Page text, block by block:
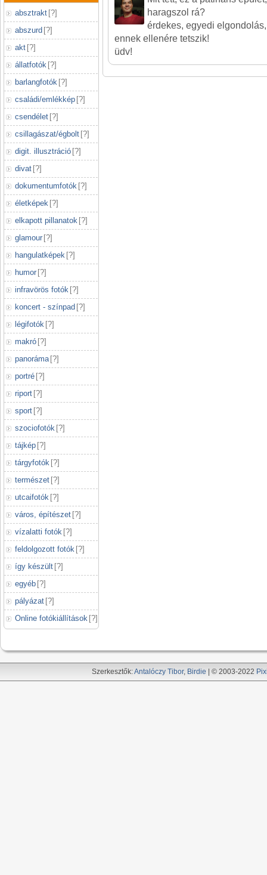
absztrakt [?]
abszurd [?]
akt [?]
állatfotók [?]
barlangfotók [?]
családi/emlékkép [?]
csendélet [?]
csillagászat/égbolt [?]
digit. illusztráció [?]
divat [?]
dokumentumfotók [?]
életképek [?]
elkapott pillanatok [?]
glamour [?]
hangulatképek [?]
humor [?]
infravörös fotók [?]
koncert - színpad [?]
légifotók [?]
makró [?]
panoráma [?]
portré [?]
riport [?]
sport [?]
szociofotók [?]
tájkép [?]
tárgyfotók [?]
természet [?]
utcaifotók [?]
város, építészet [?]
vízalatti fotók [?]
feldolgozott fotók [?]
így készült [?]
egyéb [?]
pályázat [?]
Online fotókiállítások [?]
haragszol rá?
érdekes, egyedi
ennek ellenére tetszik!
üdv!
Szerkesztők:Antalóczy Tibor, Birdie | © 2003-2022